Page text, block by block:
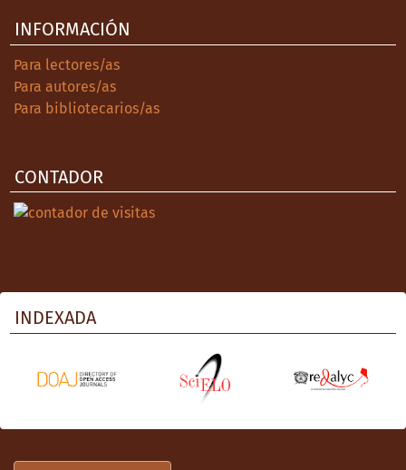
INFORMACIÓN
Para lectores/as
Para autores/as
Para bibliotecarios/as
CONTADOR
INDEXADA